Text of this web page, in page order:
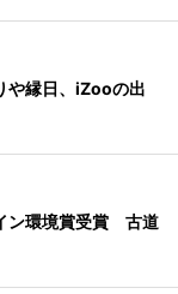
や縁日、iZooの出
ン環境賞受賞 古道